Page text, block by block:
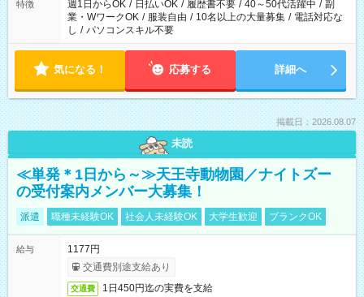
特徴 週1日からOK / 日払いOK / 履歴書不要 / 40～50代活躍中 / 副
業・WワークOK / 服装自由 / 10名以上の大量募集 / 電話対応な
し / パソコンスキル不要
気になる！ 応募する 詳細へ
掲載日：2026.08.07
未読
≪単発＊1日から～≫天王寺動物園／ナイトズー
の受付案内メンバー大募集！
派遣 職種未経験OK 社会人未経験OK 大学生歓迎 ブランクOK
給与
1177円
交通費別途支給あり
交通費 1日450円迄の実費を支給